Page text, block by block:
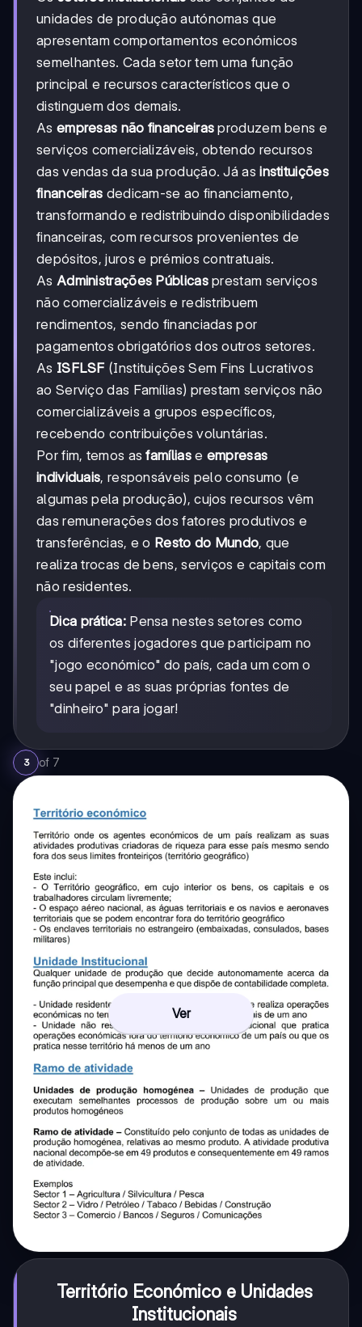
unidades de produção autónomas que
apresentam comportamentos económicos
semelhantes. Cada setor tem uma função
principal e recursos característicos que o
distinguem dos demais.
As empresas não financeiras produzem bens e
serviços comercializáveis, obtendo recursos
das vendas da sua produção. Já asinstituições
financeiras dedicam-se ao financiamento,
transformando e redistribuindo disponibilidades
financeiras, com recursos provenientes de
depósitos, juros e prémios contratuais.
As Administrações Públicasprestam serviços
não comercializáveis e redistribuem
rendimentos, sendo financiadas por
pagamentos obrigatórios dos outros setores.
As ISFLSF (Instituições Sem Fins Lucrativos
ao Serviço das Famílias) prestam serviços não
comercializáveis a grupos específicos,
recebendo contribuições voluntárias.
Por fim, temos asfamíliase empresas
individuais, responsáveis pelo consumo (e
algumas pela produção), cujos recursos vêm
das remunerações dos fatores produtivos e
transferências, e o Resto do Mundo, que
realiza trocas de bens, serviços e capitais com
não residentes.
Dica prática:Pensa nestes setores como
os diferentes jogadores que participam no
"jogo económico" do país, cada um com o
seu papel e as suas próprias fontes de
"dinheiro" para jogar!
3 of 7
Ver
Território Económico e Unidades
Institucionais